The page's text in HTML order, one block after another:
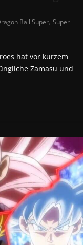
Ball Super, Super
hat vor kurzem
Zamasu und